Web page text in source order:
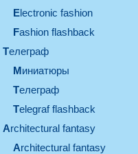
electronic fashion
Fashion flashback
телеграф
миниатюры
телеграф
Telegraf flashback
architectural fantasy
architectural fantasy